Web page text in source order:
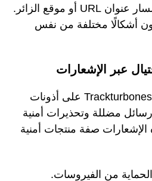
تبعًا لنطاقها الفرعي أو مسار عنوان URL أو موقع الزائر.
أشكالًا مختلفة من نفس
عبر الإشعارات
بعد حصول موقع Trackturbonest.co.in على أذونات
رسائل مضللة وتحذيرات أمنية
الإشعارات صفة منتجات أمنية
من الفيروسات.